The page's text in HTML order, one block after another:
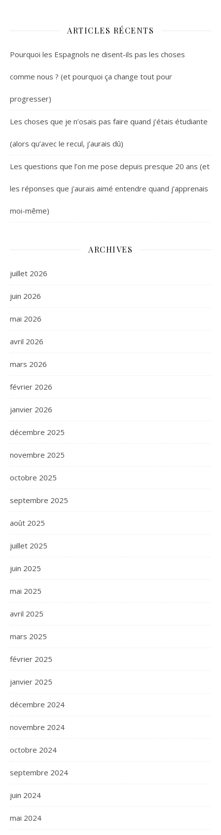
ARTICLES RÉCENTS
Pourquoi les Espagnols ne disent-ils pas les choses
comme nous ? (et pourquoi ça change tout pour
progresser)
Les choses que je n’osais pas faire quand j’étais étudiante
(alors qu’avec le recul, j’aurais dû)
Les questions que l’on me pose depuis presque 20 ans (et
les réponses que j’aurais aimé entendre quand j’apprenais
moi-même)
ARCHIVES
juillet 2026
juin 2026
mai 2026
avril 2026
mars 2026
février 2026
janvier 2026
décembre 2025
novembre 2025
octobre 2025
septembre 2025
août 2025
juillet 2025
juin 2025
mai 2025
avril 2025
mars 2025
février 2025
janvier 2025
décembre 2024
novembre 2024
octobre 2024
septembre 2024
juin 2024
mai 2024